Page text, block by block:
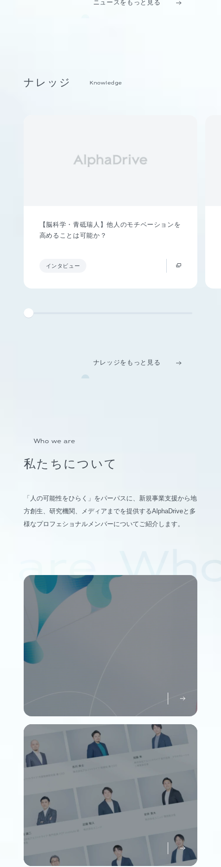
ニュースをもっと見る
ナレッジ Knowledge
【脳科学・青砥瑞人】他人のモチベーションを
高めることは可能か？
インタビュー
ナレッジをもっと見る
Who we are
私たちについて
「人の可能性をひらく」をパーパスに、新規事業支援から地
方創生、研究機関、メディアまでを提供するAlphaDriveと多
様なプロフェショナルメンバーについてご紹介します。